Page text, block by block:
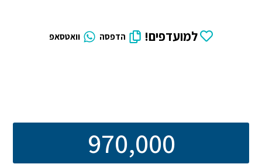
למועדפים! הדפסה וואטסאפ
970,000